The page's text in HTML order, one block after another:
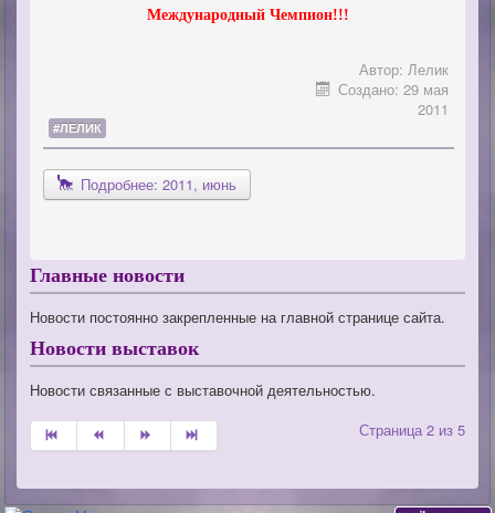
Международный Чемпион!!!
Автор: Лелик
Создано: 29 мая
2011
#ЛЕЛИК
Подробнее: 2011, июнь
Главные новости
Новости постоянно закрепленные на главной странице сайта.
Новости выставок
Новости связанные с выставочной деятельностью.
Страница 2 из 5